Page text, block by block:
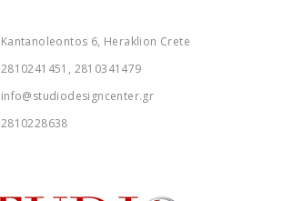
Kantanoleontos 6, Heraklion Crete
2810241451, 2810341479
info@studiodesigncenter.gr
2810228638